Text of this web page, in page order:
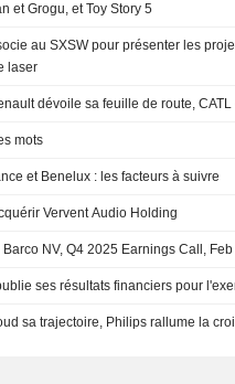
et Grogu, et Toy Story 5
au SXSW pour présenter les
laser
dévoile sa feuille de route,
mots
et Benelux : les facteurs à suivre
Vervent Audio Holding
Barco NV, Q4 2025 Earnings Call,
ses résultats financiers pour
sa trajectoire, Philips rallume la